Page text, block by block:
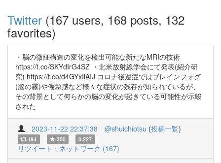
Twitter (167 users, 168 posts, 132
favorites)
・脳の微細構造の変化を検出可能な新たなMRIの技術
https://t.co/SKYdIrG4SZ ・北米放射線学会にて発表(紹介研
究) https://t.co/d4GYxIiAIJ コロナ後遺症ではブレインフォグ
(脳の霧)や倦怠感など様々な症状の残存が知られているが、
その背景として何らかの脳の変化が起きている可能性が示唆
された
2023-11-22 22:37:38 @shuichiotsu (投稿一覧)
194 350 0.227
リツイート・ネットワーク (167)